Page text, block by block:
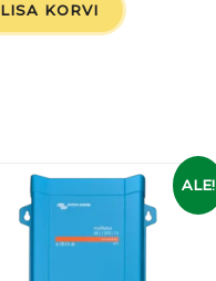
LISA KORVI
ALE!
hind
oli:
559,00 €.
Praegune
hind
on:
445,00 €.